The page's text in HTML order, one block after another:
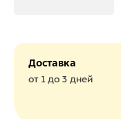
Доставка
от 1 до 3 дней